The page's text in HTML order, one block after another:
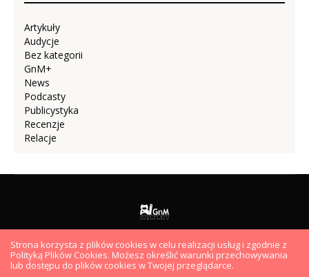
Artykuły
Audycje
Bez kategorii
GnM+
News
Podcasty
Publicystyka
Recenzje
Relacje
AUDYCJE PODCASTY VIDEO ARTYKUŁY
HYDEPARK
EKIPA
Strona korzysta z plików cookies w celu realizacji usług i zgodnie z
Polityką Plików Cookies. Możesz określić warunki przechowywania
lub dostępu do plików cookies w Twojej przeglądarce.